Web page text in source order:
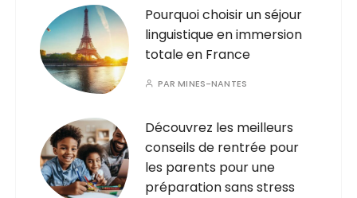
Pourquoi choisir un séjour
linguistique en immersion
totale en France
PARMINES-NANTES
Découvrez les meilleurs
conseils de rentrée pour
les parents pour une
préparation sans stress